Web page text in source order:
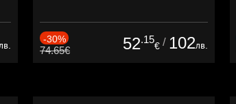
лв.
-30%
74.65€ 52.15
€ / 102лв.